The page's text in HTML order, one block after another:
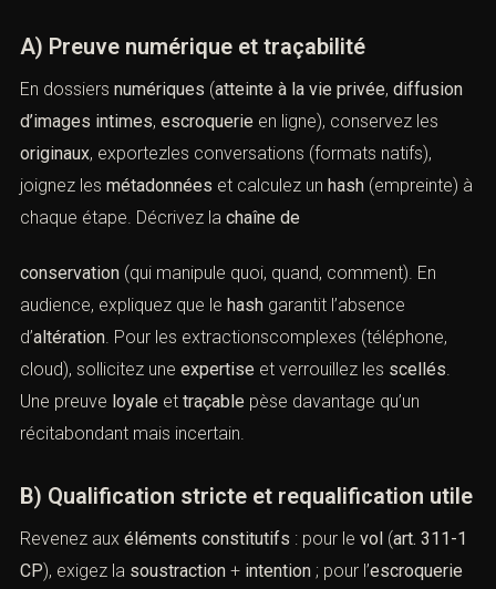
A) Preuve numérique et traçabilité
En dossiers numériques (atteinte à la vie privée, diffusion
d’images intimes, escroquerie en ligne), conservez les
originaux, exportezles conversations (formats natifs),
joignez les métadonnées et calculez un hash (empreinte) à
chaque étape. Décrivez la chaîne de
conservation (qui manipule quoi, quand, comment). En
audience, expliquez que le hash garantit l’absence
d’altération. Pour les extractionscomplexes (téléphone,
cloud), sollicitez une expertise et verrouillez les scellés.
Une preuve loyale et traçable pèse davantage qu’un
récitabondant mais incertain.
B) Qualification stricte et requalification utile
Revenez aux éléments constitutifs : pour le vol (art. 311-1
CP), exigez la soustraction + intention ; pour l’escroquerie